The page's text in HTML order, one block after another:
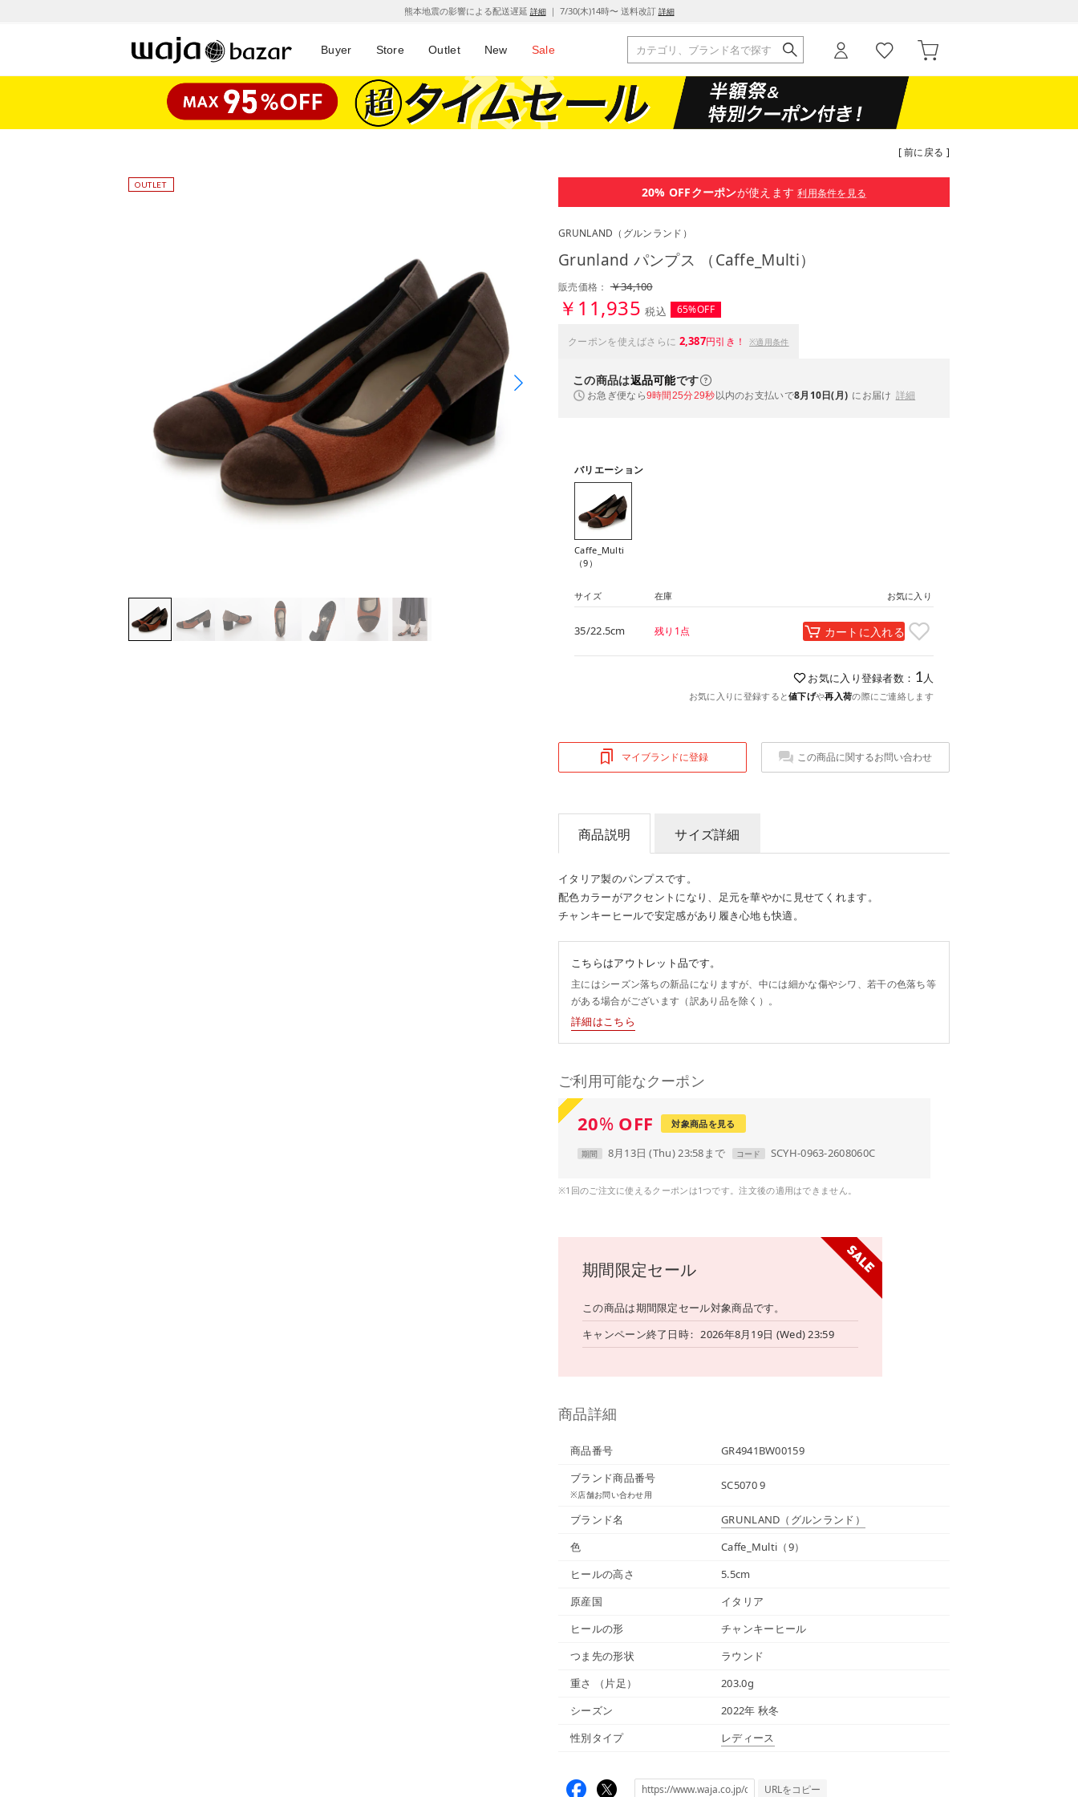
熊本地震の影響による配送遅延 詳細｜ 7/30(木)14時〜 送料改訂 詳細
Buyer Store Outlet New Sale
[ 前に戻る ]
20% OFFクーポンが使えます 利用条件を見る
GRUNLAND （グルンランド）
Grunland パンプス （Caffe_Multi）
販売価格：￥34,100
￥11,935 税込 65%OFF
クーポンを使えばさらに 2,387円引き！ ※適用条件
この商品は返品可能です
お急ぎ便なら9時間25分28秒以内のお支払いで8月10日(月) にお届け 詳細
バリエーション
Caffe_Multi
（9）
サイズ 在庫 お気に入り
35/22.5cm 残り1点 カートに入れる
お気に入り登録者数： 1 人
お気に入りに登録すると値下げや再入荷の際にご連絡します
マイブランドに登録 この商品に関するお問い合わせ
商品説明 サイズ詳細
イタリア製のパンプスです。
配色カラーがアクセントになり、足元を華やかに見せてくれます。
チャンキーヒールで安定感があり履き心地も快適。
こちらはアウトレット品です。
主にはシーズン落ちの新品になりますが、中には細かな傷やシワ、若干の色落ち等
がある場合がございます（訳あり品を除く）。
詳細はこちら
ご利用可能なクーポン
20%OFF 対象商品を見る
期間 8月13日 (Thu) 23:58まで コード SCYH-0963-2608060C
※1回のご注文に使えるクーポンは1つです。注文後の適用はできません。
期間限定セール
この商品は期間限定セール対象商品です。
キャンペーン終了日時
2026年8月19日 (Wed) 23:59
商品詳細
商品番号
GR4941BW00159
ブランド商品番号
※店舗お問い合わせ用
SC5070 9
ブランド名 GRUNLAND （グルンランド）
色
Caffe_Multi（9）
ヒールの高さ
5.5cm
原産国
イタリア
ヒールの形
チャンキーヒール
つま先の形状
ラウンド
重さ
（片足）
203.0g
シーズン
2022年 秋冬
性別タイプ
レディース
URLをコピー